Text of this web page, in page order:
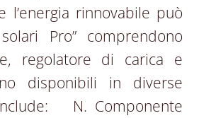
l’energia rinnovabile può
Pro” comprendono
regolatore di carica e
disponibili in diverse
N. Componente